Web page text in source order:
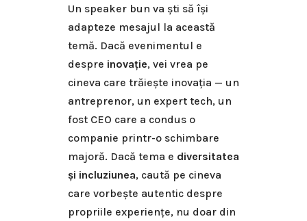
Un speaker bun va ști să își
adapteze mesajul la această
temă. Dacă evenimentul e
despre inovație, vei vrea pe
cineva care trăiește inovația — un
antreprenor, un expert tech, un
fost CEO care a condus o
companie printr-o schimbare
majoră. Dacă tema e diversitatea
și incluziunea, caută pe cineva
care vorbește autentic despre
propriile experiențe, nu doar din